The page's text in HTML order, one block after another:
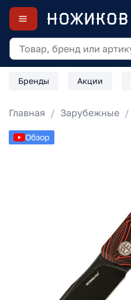
Бренды Акции
Главная Зарубежные
Обзор